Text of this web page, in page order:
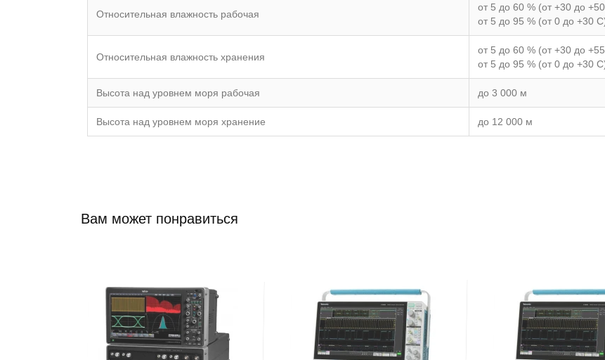
Относительная влажность рабочая
от 5 до 60 % (от +30 до
от 5 до 95 % (от 0 до +30
Относительная влажность хранения
от 5 до 60 % (от +30 до
от 5 до 95 % (от 0 до +30
Высота над уровнем моря рабочая до 3 000 м
Высота над уровнем моря хранение до 12 000 м
Вам может понравиться